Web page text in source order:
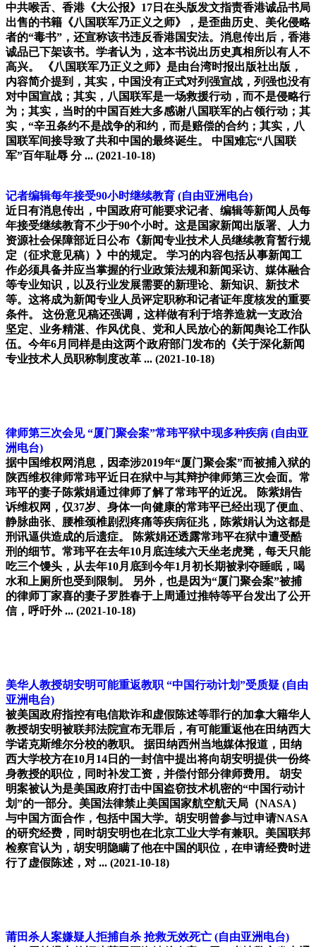
中共喉舌、香港《大公报》17日在头版发文指责香港诚品书局
出售的书籍《八国联军乃正义之师》，是歪曲历史、美化侵略
者的“毒书”，还宣称该书违反香港国安法。消息传出后，香港
诚品已下架该书。学者认为，这本书说出历史真相所以有人不
高兴。 《八国联军乃正义之师》是由台湾时报出版社出版，
内容简介提到，其实，中国没有正式对列强宣战，列强也没有
对中国宣战；其实，八国联军是一场救援行动，而不是侵略行
为；其实，当时的中国百姓大多感谢八国联军的占领行动；其
实，“辛丑条约不是战争的和约，而是赔偿的合约；其实，八
国联军间接导致了共和中国的最终诞生。 中国难忘“八国联
军”百年耻辱 分 ... (2021-10-18)
记者编辑每年接受90小时继续教育 (自由亚洲电台)
近日有消息传出，中国政府可能要求记者、编辑等新闻人员每
年接受继续教育不少于90个小时。这是国家新闻出版署、人力
资源社会保障部近日公布《新闻专业技术人员继续教育暂行规
定（征求意见稿）》中的规定。 学习的内容包括从事新闻工
作必须具备并应当掌握的行业政策法规和新闻采访、媒体融合
等专业知识，以及行业发展需要的新理论、新知识、新技术
等。这将成为新闻专业人员评定职称和记者证年度核发的重要
条件。 这份意见稿还强调，这样做有利于培养造就一支政治
坚定、业务精湛、作风优良、党和人民放心的新闻舆论工作队
伍。今年6月同样是由这两个政府部门发布的《关于深化新闻
专业技术人员职称制度改革 ... (2021-10-18)
律师第三次会见 “厦门聚会案”常玮平狱中现多种疾病 (自由亚
洲电台)
据中国维权网消息，因牵涉2019年“厦门聚会案”而被捕入狱的
陕西维权律师常玮平近日在狱中与其辩护律师第三次会面。常
玮平的妻子陈紫娟通过律师了解了常玮平的近况。 陈紫娟告
诉维权网，仅37岁、身体一向健康的常玮平已经出现了便血、
静脉曲张、腰椎颈椎剧烈疼痛等疾病征兆，陈紫娟认为这都是
刑讯逼供造成的后遗症。 陈紫娟还透露常玮平在狱中遭受酷
刑的细节。常玮平在去年10月底连续六天坐老虎凳，每天只能
吃三个馒头，从去年10月底到今年1月初长期被剥夺睡眠，喝
水和上厕所也受到限制。 另外，也是因为“厦门聚会案”被捕
的律师丁家喜的妻子罗胜春于上周通过推特等平台发出了公开
信，呼吁外 ... (2021-10-18)
美华人教授胡安明可能重返教职 “中国行动计划”受质疑 (自由
亚洲电台)
被美国政府指控有电信欺诈和虚假陈述等罪行的加拿大籍华人
教授胡安明被联邦法院宣布无罪后，有可能重返他在田纳西大
学诺克斯维尔分校的教职。 据田纳西州当地媒体报道，田纳
西大学校方在10月14日的一封信中提出将向胡安明提供一份终
身教授的职位，同时补发工资，并偿付部分律师费用。 胡安
明案被认为是美国政府打击中国盗窃技术机密的“中国行动计
划”的一部分。美国法律禁止美国国家航空航天局（NASA）
与中国方面合作，包括中国大学。胡安明曾参与过申请NASA
的研究经费，同时胡安明也在北京工业大学有兼职。美国联邦
检察官认为，胡安明隐瞒了他在中国的职位，在申请经费时进
行了虚假陈述，对 ... (2021-10-18)
莆田杀人案嫌疑人拒捕自杀 抢救无效死亡 (自由亚洲电台)